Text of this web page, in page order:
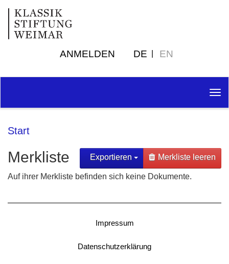
ANMELDEN DE EN
Start
Exportieren Merkliste leeren
Merkliste
Auf ihrer Merkliste befinden sich keine Dokumente.
Impressum
Datenschutzerklärung